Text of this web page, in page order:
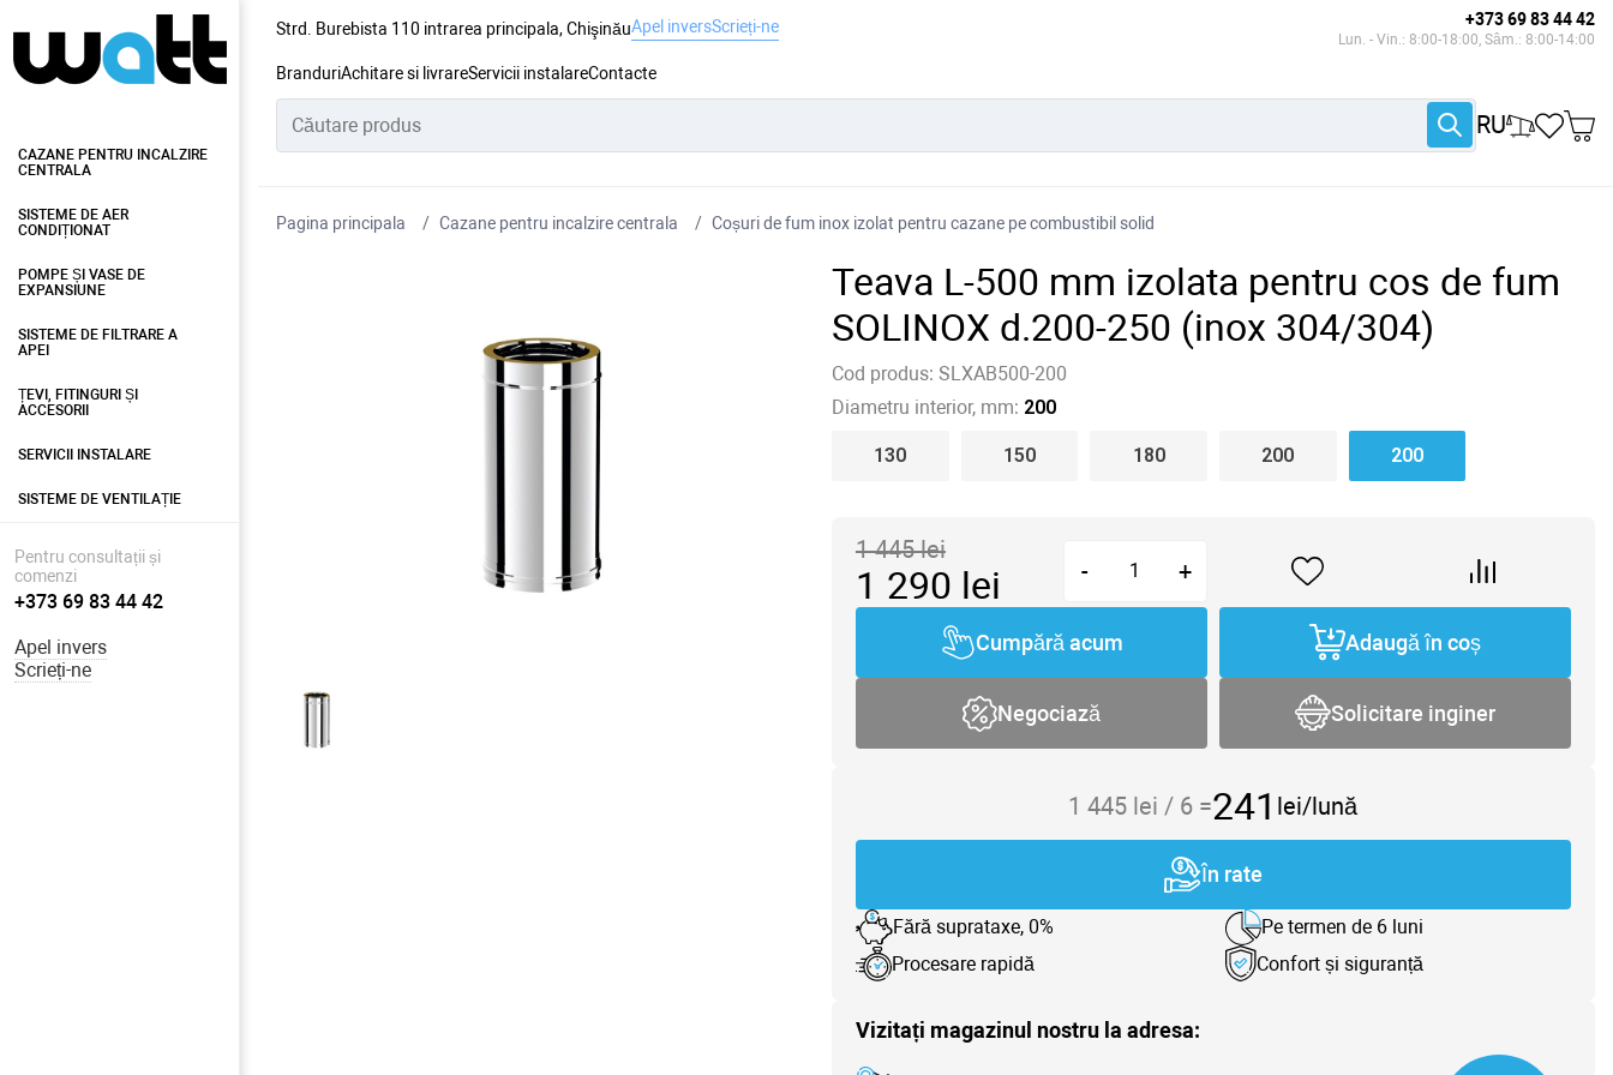
Strd. Burebista 110 intrarea principala, ChişinăuApel inversScrieți-ne +373 69 83 44 42
Lun. - Vin.: 8:00-18:00, Sâm.: 8:00-14:00
BranduriAchitare si livrareServicii instalareContacte
RU
CAZANE PENTRU INCALZIRE
CENTRALA
SISTEME DE AER
CONDIȚIONAT
POMPE ȘI VASE DE
EXPANSIUNE
SISTEME DE FILTRARE A
APEI
ȚEVI, FITINGURI ȘI
ACCESORII
SERVICII INSTALARE
SISTEME DE VENTILAȚIE
Pentru consultații și
comenzi
+373 69 83 44 42
Apel invers
Scrieți-ne
Pagina principala Cazane pentru incalzire centrala Coșuri de fum inox izolat pentru cazane pe combustibil solid
Teava L-500 mm izolata pentru cos de fum
SOLINOX d.200-250 (inox 304/304)
Cod produs: SLXAB500-200
Diametru interior, mm: 200
130 150 180 200 200
1 445lei
1 290 lei - +
Cumpără acum Adaugă în coș
Negociază Solicitare inginer
1 445 lei / 6 =241 lei/lună
În rate
Fără suprataxe, 0%
Pe termen de 6 luni
Procesare rapidă
Confort și siguranță
Vizitați magazinul nostru la adresa: